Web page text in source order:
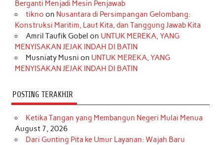
o
k
r
a
m
e
s
t
I
n
r
e
Berganti Menjadi Mesin Penjawab
tikno on Nusantara di Persimpangan Gelombang:
Konstruksi Maritim, Laut Kita, dan Tanggung Jawab Kita
Amril Taufik Gobel on UNTUK MEREKA, YANG
MENYISAKAN JEJAK INDAH DI BATIN
Musniaty Musni on UNTUK MEREKA, YANG
MENYISAKAN JEJAK INDAH DI BATIN
POSTING TERAKHIR
Ketika Tangan yang Membangun Negeri Mulai Menua
August 7, 2026
Dari Gunting Pita ke Umur Layanan: Wajah Baru